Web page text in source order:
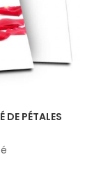
PÉTALES